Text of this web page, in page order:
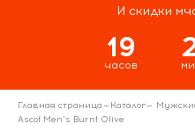
И скидки
19
часов
Главная страница— Каталог—
Ascot Men's Burnt Olive